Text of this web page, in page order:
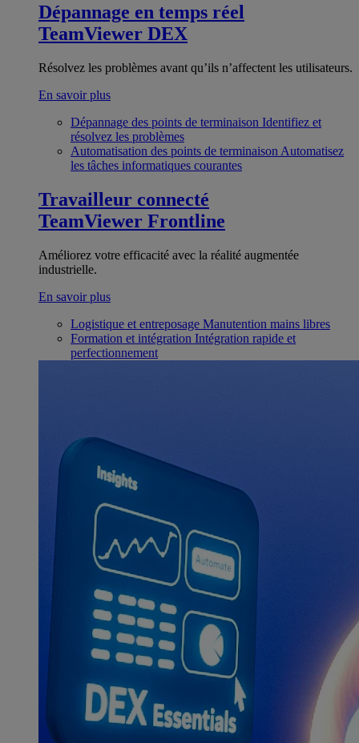
Dépannage en temps réel
TeamViewer DEX
Résolvez les problèmes avant qu’ils n’affectent les utilisateurs.
En savoir plus
Dépannage des points de terminaison Identifiez et
résolvez les problèmes
Automatisation des points de terminaison Automatisez
les tâches informatiques courantes
Travailleur connecté
TeamViewer Frontline
Améliorez votre efficacité avec la réalité augmentée
industrielle.
En savoir plus
Logistique et entreposage Manutention mains libres
Formation et intégration Intégration rapide et
perfectionnement